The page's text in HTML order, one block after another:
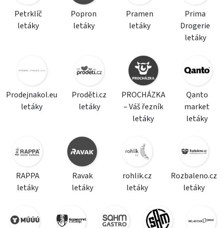
Petrklíč
letáky
Popron
letáky
Pramen
letáky
Prima
Drogerie
letáky
Prodejnakol.eu
letáky
Proděti.cz
letáky
PROCHÁZKA
– Váš řezník
letáky
Qanto
market
letáky
RAPPA
letáky
Ravak
letáky
rohlik.cz
letáky
Rozbaleno.cz
letáky